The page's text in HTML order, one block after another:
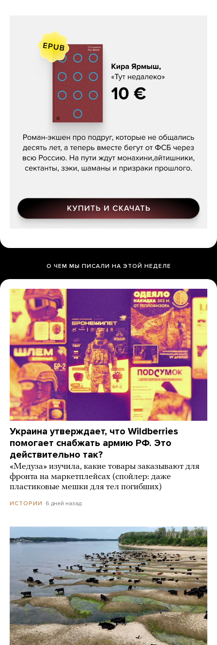
Кира Ярмыш, «Тут недалеко»
О ЧЕМ МЫ ПИСАЛИ НА ЭТОЙ НЕДЕЛЕ
Украина утверждает, что Wildberries
помогает снабжать армию РФ. Это
действительно так?
«Медуза» изучила, какие товары заказывают для
фронта на маркетплейсах (спойлер: даже
пластиковые мешки для тел погибших)
ИСТОРИИ 6 дней назад